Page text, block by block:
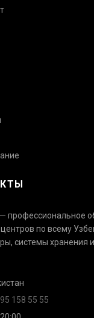
— профессиональное
по всему
системы хранения
158 55 55
Связаться с
Телефон